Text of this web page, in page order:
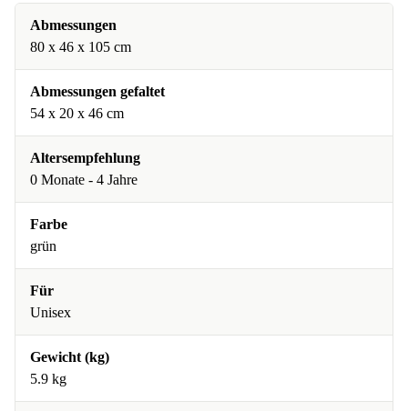
Abmessungen
‎80 x 46 x 105 cm
Abmessungen gefaltet
54 x 20 x 46 cm
Altersempfehlung
0 Monate - 4 Jahre
Farbe
grün
Für
Unisex
Gewicht (kg)
5.9 kg